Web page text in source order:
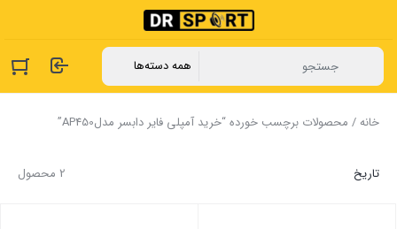
خانه/ محصولات برچسب خورده “خرید آمپلی فایر دابسر مدلAP450”
2 محصول تاریخ